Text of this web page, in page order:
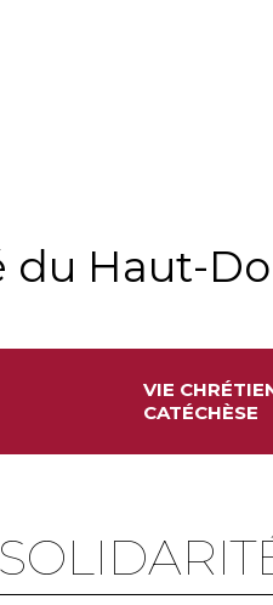
du Haut-
VIE
CATÉCHÈSE